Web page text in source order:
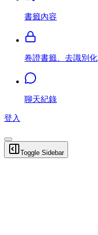
書籤內容
卷證書籤、去識別化
聊天紀錄
登入
Toggle Sidebar